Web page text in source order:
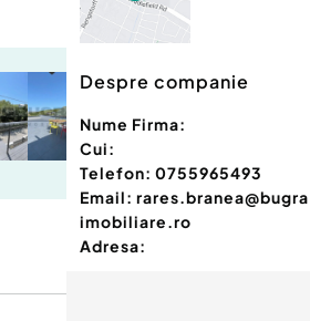
Despre companie
Nume Firma:
Cui:
Telefon: 0755965493
Email:
imobiliare.ro
Adresa: